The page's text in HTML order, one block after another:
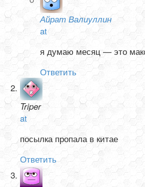
Айрат Валиуллин
at
я думаю месяц — это
Ответить
Triper
at
посылка пропала в китае
Ответить